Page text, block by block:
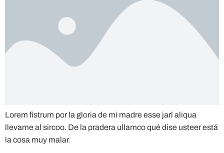
Lorem fistrum por la gloria de mi madre esse jarl aliqua
llevame al sircoo. De la pradera ullamco qué dise usteer está
la cosa muy malar.